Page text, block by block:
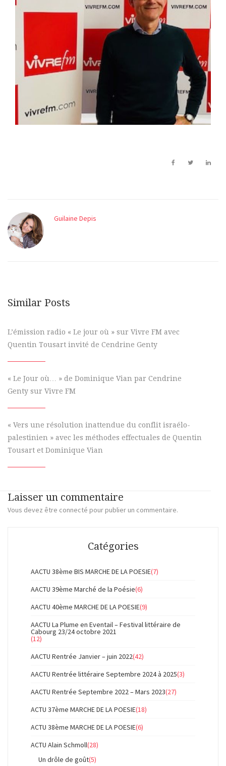
Guilaine Depis
Similar Posts
L’émission radio « Le jour où » sur Vivre FM avec
Quentin Tousart invité de Cendrine Genty
« Le Jour où… » de Dominique Vian par Cendrine
Genty sur Vivre FM
« Vers une résolution inattendue du conflit israélo-
palestinien » avec les méthodes effectuales de Quentin
Tousart et Dominique Vian
Laisser un commentaire
Vous devez être connecté pour publier un commentaire.
Catégories
AACTU 38ème BIS MARCHE DE LA POESIE(7)
AACTU 39ème Marché de la Poésie(6)
AACTU 40ème MARCHE DE LA POESIE(9)
AACTU La Plume en Eventail – Festival littéraire de
Cabourg 23/24 octobre 2021
(12)
AACTU Rentrée Janvier – juin 2022(42)
AACTU Rentrée littéraire Septembre 2024 à 2025(3)
AACTU Rentrée Septembre 2022 – Mars 2023(27)
ACTU 37ème MARCHE DE LA POESIE(18)
ACTU 38ème MARCHE DE LA POESIE(6)
ACTU Alain Schmoll(28)
Un drôle de goût(5)